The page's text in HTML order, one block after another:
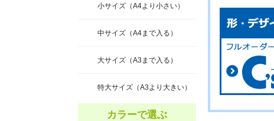
小サイズ（A4より小さい）
中サイズ（A4まで入る）
大サイズ（A3まで入る）
特大サイズ（A3より大きい）
カラーで選ぶ